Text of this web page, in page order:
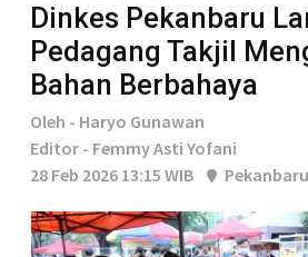
Dinkes Pekanbaru
Pedagang Takjil
Bahan Berbahaya
Oleh - Haryo Gunawan
Editor - Femmy Asti Yofani
28 Feb 2026 13:15 WIB
Pekanbaru